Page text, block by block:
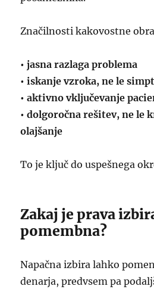
Značilnosti kakovostne
• jasna razlaga problema
• iskanje vzroka, ne le
• aktivno vključevanje
• dolgoročna rešitev, ne le
olajšanje
To je ključ do uspešnega
Zakaj je prava
pomembna?
Napačna izbira lahko
denarja, predvsem pa